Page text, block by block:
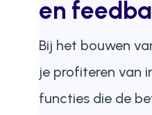
en
Bij het bouwen
je profiteren van
functies die de